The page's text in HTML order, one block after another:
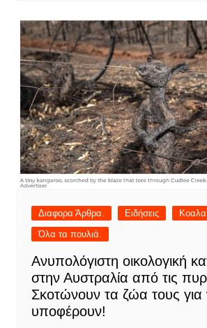
Διαφορα Άρθρα. Ειδήσεις
Κοαλα
Όλα τα πουλιά.
Ανυπολόγιστη οικολογική
στην Αυστραλία από τις
Σκοτώνουν τα ζώα τους
υποφέρουν!